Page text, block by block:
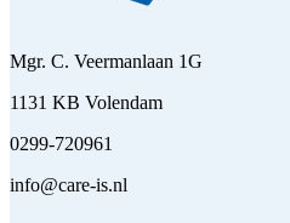
Mgr. C. Veermanlaan 1G
1131 KB Volendam
0299-720961
info@care-is.nl